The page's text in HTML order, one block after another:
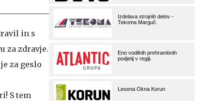
in s
za zdravje.
za geslo
S tem